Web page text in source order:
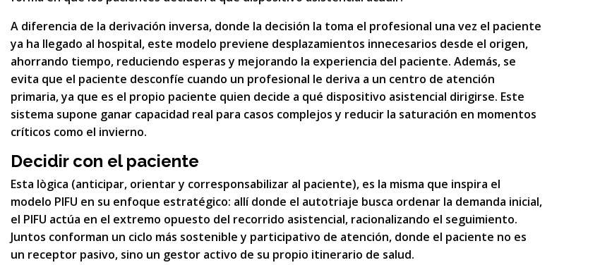
A diferencia de la derivación inversa, donde la decisión la toma el profesional una vez el paciente
ya ha llegado al hospital, este modelo previene desplazamientos innecesarios desde el origen,
ahorrando tiempo, reduciendo esperas y mejorando la experiencia del paciente. Además, se
evita que el paciente desconfíe cuando un profesional le deriva a un centro de atención
primaria, ya que es el propio paciente quien decide a qué dispositivo asistencial dirigirse. Este
sistema supone ganar capacidad real para casos complejos y reducir la saturación en momentos
críticos como el invierno.
Decidir con el paciente
Esta lògica (anticipar, orientar y corresponsabilizar al paciente), es la misma que inspira el
modelo PIFU en su enfoque estratégico: allí donde el autotriaje busca ordenar la demanda inicial,
el PIFU actúa en el extremo opuesto del recorrido asistencial, racionalizando el seguimiento.
Juntos conforman un ciclo más sostenible y participativo de atención, donde el paciente no es
un receptor pasivo, sino un gestor activo de su propio itinerario de salud.